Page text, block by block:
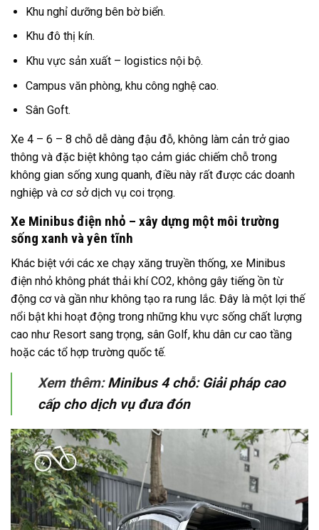
Khu nghỉ dưỡng bên bờ biển.
Khu đô thị kín.
Khu vực sản xuất – logistics nội bộ.
Campus văn phòng, khu công nghệ cao.
Sân Goft.
Xe 4 – 6 – 8 chỗ dễ dàng đậu đỗ, không làm cản trở giao
thông và đặc biệt không tạo cảm giác chiếm chỗ trong
không gian sống xung quanh, điều này rất được các doanh
nghiệp và cơ sở dịch vụ coi trọng.
Xe Minibus điện nhỏ – xây dựng một môi trường
sống xanh và yên tĩnh
Khác biệt với các xe chạy xăng truyền thống, xe Minibus
điện nhỏ không phát thải khí CO2, không gây tiếng ồn từ
động cơ và gần như không tạo ra rung lắc. Đây là một lợi thế
nổi bật khi hoạt động trong những khu vực sống chất lượng
cao như Resort sang trọng, sân Golf, khu dân cư cao tầng
hoặc các tổ hợp trường quốc tế.
Xem thêm:Minibus 4 chỗ: Giải pháp cao
cấp cho dịch vụ đưa đón